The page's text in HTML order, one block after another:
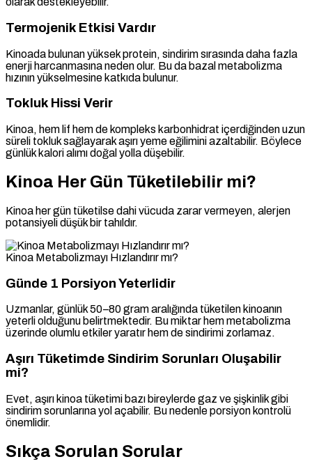
Termojenik Etkisi Vardır
Kinoada bulunan yüksek protein, sindirim sırasında daha fazla
enerji harcanmasına neden olur. Bu da bazal metabolizma
hızının yükselmesine katkıda bulunur.
Tokluk Hissi Verir
Kinoa, hem lif hem de kompleks karbonhidrat içerdiğinden uzun
süreli tokluk sağlayarak aşırı yeme eğilimini azaltabilir. Böylece
günlük kalori alımı doğal yolla düşebilir.
Kinoa Her Gün Tüketilebilir mi?
Kinoa her gün tüketilse dahi vücuda zarar vermeyen, alerjen
potansiyeli düşük bir tahıldır.
Kinoa Metabolizmayı Hızlandırır mı?
Günde 1 Porsiyon Yeterlidir
Uzmanlar, günlük 50–80 gram aralığında tüketilen kinoanın
yeterli olduğunu belirtmektedir. Bu miktar hem metabolizma
üzerinde olumlu etkiler yaratır hem de sindirimi zorlamaz.
Aşırı Tüketimde Sindirim Sorunları Oluşabilir
mi?
Evet, aşırı kinoa tüketimi bazı bireylerde gaz ve şişkinlik gibi
sindirim sorunlarına yol açabilir. Bu nedenle porsiyon kontrolü
önemlidir.
Sıkça Sorulan Sorular